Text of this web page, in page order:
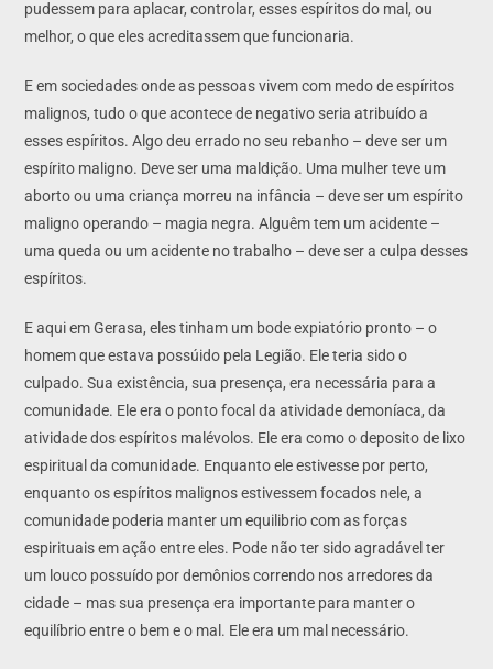
pudessem para aplacar, controlar, esses espíritos do mal, ou
melhor, o que eles acreditassem que funcionaria.
E em sociedades onde as pessoas vivem com medo de espíritos
malignos, tudo o que acontece de negativo seria atribuído a
esses espíritos. Algo deu errado no seu rebanho – deve ser um
espírito maligno. Deve ser uma maldição. Uma mulher teve um
aborto ou uma criança morreu na infância – deve ser um espírito
maligno operando – magia negra. Alguêm tem um acidente –
uma queda ou um acidente no trabalho – deve ser a culpa desses
espíritos.
E aqui em Gerasa, eles tinham um bode expiatório pronto – o
homem que estava possúido pela Legião. Ele teria sido o
culpado. Sua existência, sua presença, era necessária para a
comunidade. Ele era o ponto focal da atividade demoníaca, da
atividade dos espíritos malévolos. Ele era como o deposito de lixo
espiritual da comunidade. Enquanto ele estivesse por perto,
enquanto os espíritos malignos estivessem focados nele, a
comunidade poderia manter um equilibrio com as forças
espirituais em ação entre eles. Pode não ter sido agradável ter
um louco possuído por demônios correndo nos arredores da
cidade – mas sua presença era importante para manter o
equilíbrio entre o bem e o mal. Ele era um mal necessário.